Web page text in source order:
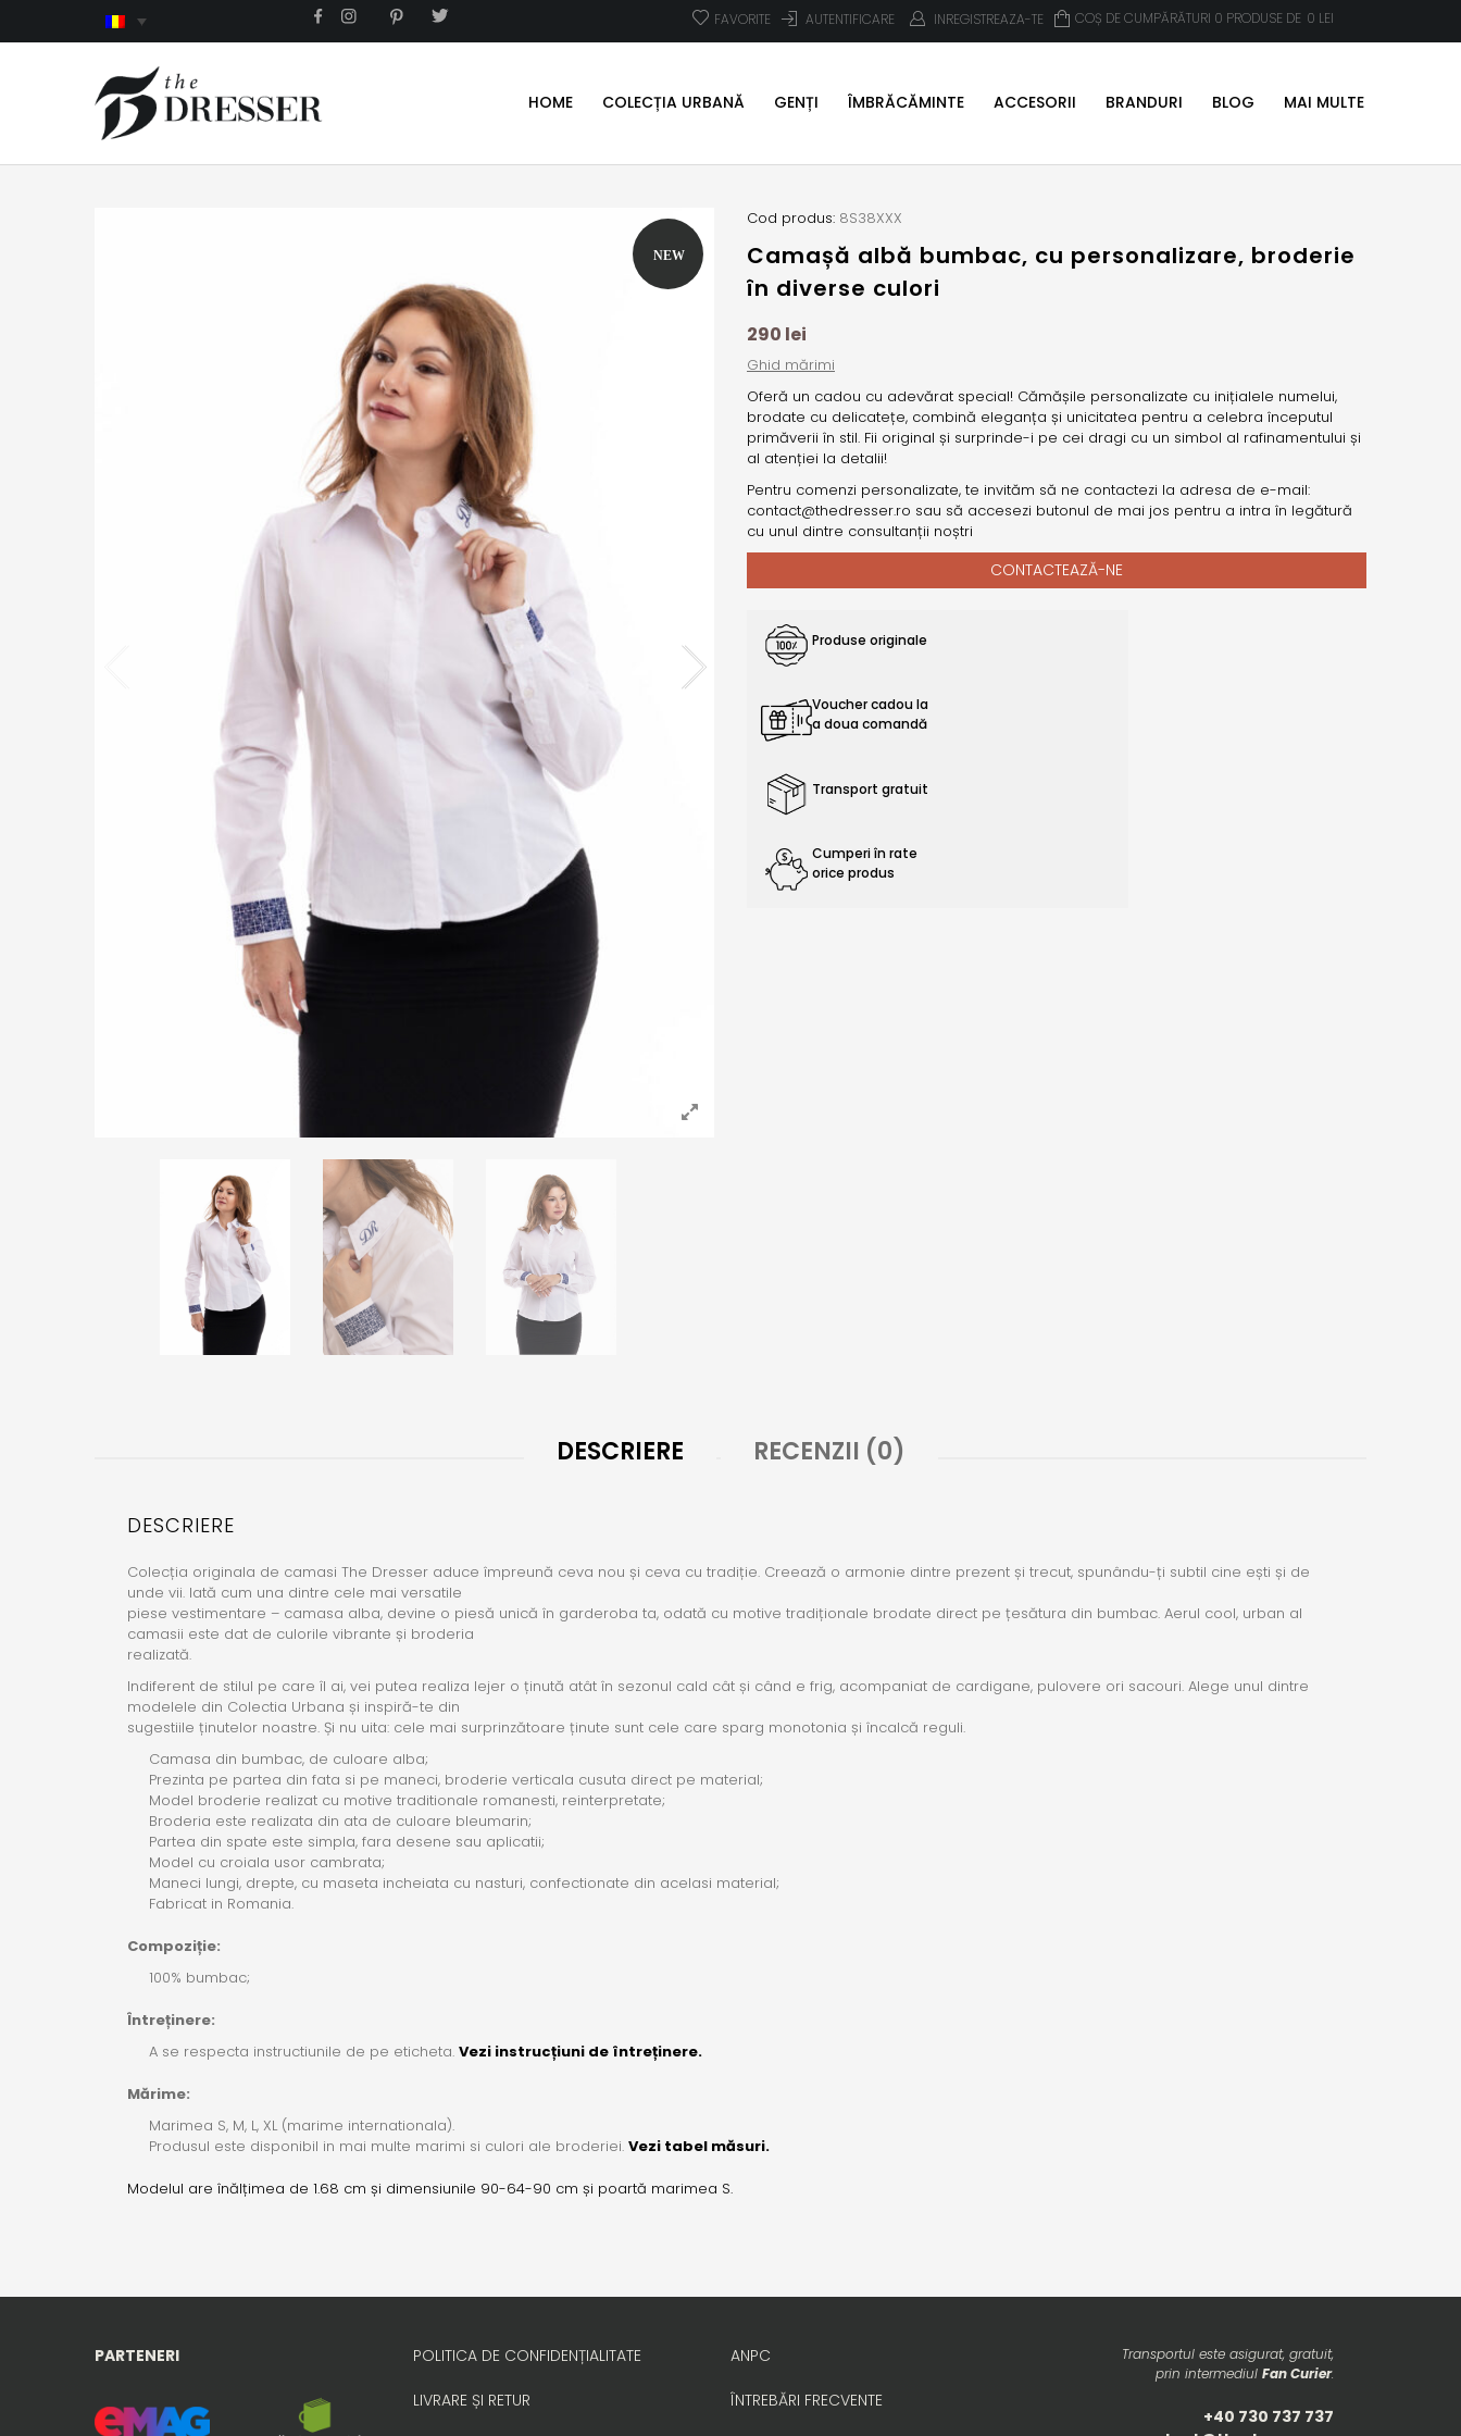
COȘ DE CUMPĂRĂTURI 0 PRODUSE DE 0 LEI
AUTENTIFICARE INREGISTREAZA-TE
FAVORITE
HOME COLECȚIA URBANĂ GENȚI ÎMBRĂCĂMINTE ACCESORII BRANDURI BLOG MAI MULTE
Cod produs: 8S38XXX
Camașă albă bumbac, cu personalizare, broderie
în diverse culori
290 lei
Ghid mărimi
Oferă un cadou cu adevărat special! Cămășile personalizate cu inițialele numelui,
brodate cu delicatețe, combină eleganța și unicitatea pentru a celebra începutul
primăverii în stil. Fii original și surprinde-i pe cei dragi cu un simbol al rafinamentului și
al atenției la detalii!
Pentru comenzi personalizate, te invităm să ne contactezi la adresa de e-mail:
contact@thedresser.ro sau să accesezi butonul de mai jos pentru a intra în legătură
cu unul dintre consultanții noștri
CONTACTEAZĂ-NE
Produse originale
Voucher cadou la
a doua comandă
Transport gratuit
Cumperi în rate
orice produs
DESCRIERE
DESCRIERE
Colecția originala de camasi The Dresser aduce împreună ceva nou și ceva cu tradiție. Creează o armonie dintre prezent și trecut, spunându-ți subtil cine ești și de
unde vii. Iată cum una dintre cele mai versatile
piese vestimentare – camasa alba, devine o piesă unică în garderoba ta, odată cu motive tradiționale brodate direct pe țesătura din bumbac. Aerul cool, urban al
camasii este dat de culorile vibrante și broderia
realizată.
Indiferent de stilul pe care îl ai, vei putea realiza lejer o ținută atât în sezonul cald cât și când e frig, acompaniat de cardigane, pulovere ori sacouri. Alege unul dintre
modelele din Colectia Urbana și inspiră-te din
sugestiile ținutelor noastre. Și nu uita: cele mai surprinzătoare ținute sunt cele care sparg monotonia și încalcă reguli.
Camasa din bumbac, de culoare alba;
Prezinta pe partea din fata si pe maneci, broderie verticala cusuta direct pe material;
Model broderie realizat cu motive traditionale romanesti, reinterpretate;
Broderia este realizata din ata de culoare bleumarin;
Partea din spate este simpla, fara desene sau aplicatii;
Model cu croiala usor cambrata;
Maneci lungi, drepte, cu maseta incheiata cu nasturi, confectionate din acelasi material;
Fabricat in Romania.
Compoziție:
100% bumbac;
Întreținere:
A se respecta instructiunile de pe eticheta. Vezi instrucțiuni de întreținere.
Mărime:
Marimea S, M, L, XL (marime internationala).
Produsul este disponibil in mai multe marimi si culori ale broderiei. Vezi tabel măsuri.
Modelul are înălțimea de 1.68 cm și dimensiunile 90-64-90 cm și poartă marimea S.
RECENZII (0)
PARTENERI POLITICA DE CONFIDENȚIALITATE
LIVRARE ȘI RETUR
ANPC
ÎNTREBĂRI FRECVENTE
Transportul este asigurat, gratuit,
prin intermediul Fan Curier.
+40 730 737 737